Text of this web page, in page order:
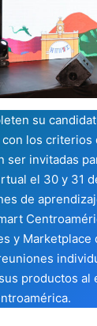
su
los criterios
ser invitadas
el 30 y 31
de
y Marketplace
productos al